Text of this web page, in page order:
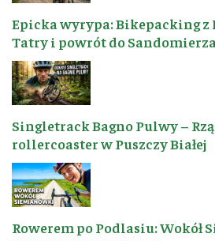
Epicka wyrypa: Bikepacking z
Tatry i powrót do Sandomierza
Singletrack Bagno Pulwy –
rollercoaster w Puszczy Białej
Rowerem po Podlasiu: Wokół